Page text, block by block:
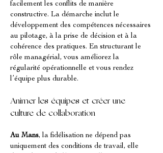
facilement les conflits de manière
constructive. La démarche inclut le
développement des compétences nécessaires
au pilotage, à la prise de décision et à la
cohérence des pratiques. En structurant le
rôle managérial, vous améliorez la
régularité opérationnelle et vous rendez
l’équipe plus durable.
Animer les équipes et créer une
culture de collaboration
Au Mans, la fidélisation ne dépend pas
uniquement des conditions de travail, elle